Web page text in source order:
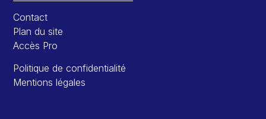
Contact
Plan du site
Accès Pro
Politique de confidentialité
Mentions légales